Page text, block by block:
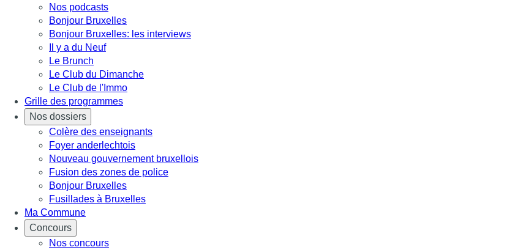
Nos podcasts
Bonjour Bruxelles
Bonjour Bruxelles: les interviews
Il y a du Neuf
Le Brunch
Le Club du Dimanche
Le Club de l'Immo
Grille des programmes
Nos dossiers
Colère des enseignants
Foyer anderlechtois
Nouveau gouvernement bruxellois
Fusion des zones de police
Bonjour Bruxelles
Fusillades à Bruxelles
Ma Commune
Concours
Nos concours